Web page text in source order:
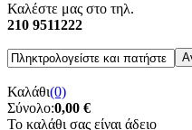
Καλέστε μας στο τηλ.
210 9511222
Καλάθι(0)
Σύνολο:0,00 €
Το καλάθι σας είναι άδειο